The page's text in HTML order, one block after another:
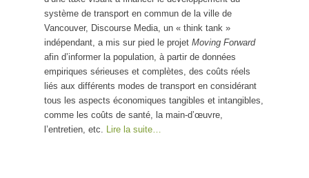
système de transport en commun de la ville de
Vancouver, Discourse Media, un « think tank »
indépendant, a mis sur pied le projet Moving Forward
afin d’informer la population, à partir de données
empiriques sérieuses et complètes, des coûts réels
liés aux différents modes de transport en considérant
tous les aspects économiques tangibles et intangibles,
comme les coûts de santé, la main-d’œuvre,
l’entretien, etc. Lire la suite…